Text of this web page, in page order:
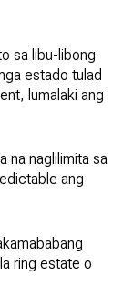
sa libu-libong
estado tulad
lumalaki ang
na naglilimita sa
ang
ring estate o